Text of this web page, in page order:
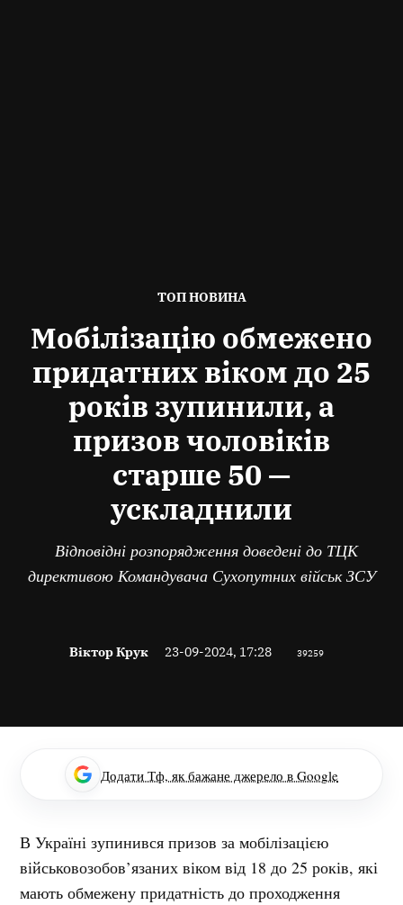
ОПУБЛІКОВАНО
ТОП НОВИНА
Мобілізацію обмежено
придатних віком до 25
років зупинили, а
призов чоловіків
старше 50 —
ускладнили
Відповідні розпорядження доведені до ТЦК
директивою Командувача Сухопутних військ ЗСУ
Віктор Крук 23-09-2024, 17:28 39259
Додати Тф, як бажане джерело в Google
В Україні зупинився призов за мобілізацією
військовозобов’язаних віком від 18 до 25 років, які
мають обмежену придатність до проходження